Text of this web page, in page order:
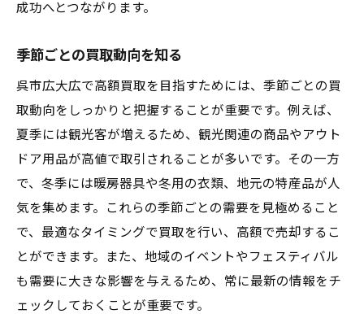
成功へとつながります。
季節ごとの買取動向を知る
呉市広大広で高額買取を目指すためには、季節ごとの買
取動向をしっかりと把握することが重要です。例えば、
夏季には観光客が増えるため、観光関連の商品やアウト
ドア用品が高値で取引されることが多いです。その一方
で、冬季には暖房器具や冬用の衣類、地元の特産品が人
気を集めます。これらの季節ごとの需要を見極めること
で、最適なタイミングで買取を行い、高額で売却するこ
とができます。また、地域のイベントやフェスティバル
も需要に大きな影響を与えるため、常に最新の情報をチ
ェックしておくことが重要です。